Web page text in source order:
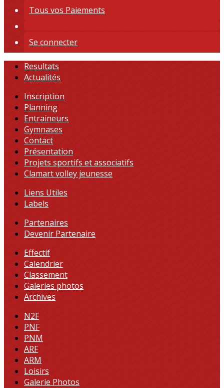
Tous vos Paiements
Se connecter
Resultats
Actualités
Inscription
Planning
Entraineurs
Gymnases
Contact
Présentation
Projets sportifs et associatifs
Clamart volley jeunesse
Liens Utiles
Labels
Partenaires
Devenir Partenaire
Effectif
Calendrier
Classement
Galeries photos
Archives
N2F
PNF
PNM
ARF
ARM
Loisirs
Galerie Photos